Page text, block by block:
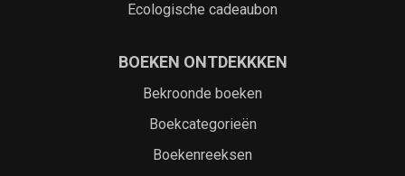
Ecologische cadeaubon
BOEKEN ONTDEKKKEN
Bekroonde boeken
Boekcategorieën
Boekenreeksen